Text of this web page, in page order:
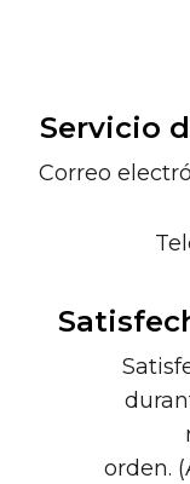
Servicio
Correo
orden.